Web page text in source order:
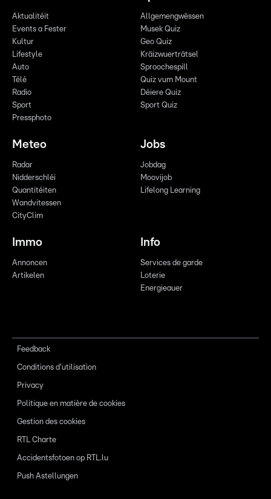
Aktualitéit
Events a Fester
Kultur
Lifestyle
Auto
Télé
Radio
Sport
Pressphoto
Allgemengwëssen
Musek Quiz
Geo Quiz
Kräizwuerträtsel
Sproochespill
Quiz vum Mount
Déiere Quiz
Sport Quiz
Meteo
Radar
Nidderschléi
Quantitéiten
Wandvitessen
CityClim
Jobs
Jobdag
Moovijob
Lifelong Learning
Immo
Annoncen
Artikelen
Info
Services de garde
Loterie
Energieauer
Feedback
Conditions d'utilisation
Privacy
Politique en matière de cookies
Gestion des cookies
RTL Charte
Accidentsfotoen op RTL.lu
Push Astellungen